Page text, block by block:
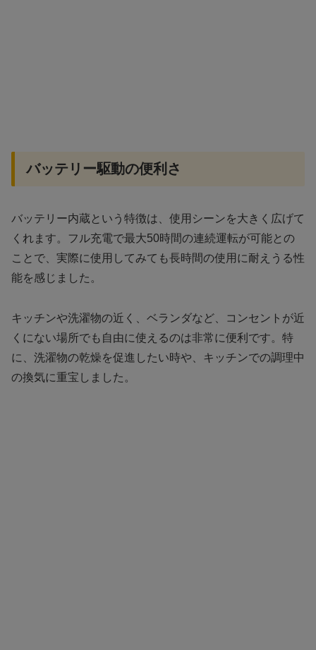
バッテリー駆動の便利さ
バッテリー内蔵という特徴は、使用シーンを大きく広げて
くれます。フル充電で最大50時間の連続運転が可能との
ことで、実際に使用してみても長時間の使用に耐えうる性
能を感じました。
キッチンや洗濯物の近く、ベランダなど、コンセントが近
くにない場所でも自由に使えるのは非常に便利です。特
に、洗濯物の乾燥を促進したい時や、キッチンでの調理中
の換気に重宝しました。